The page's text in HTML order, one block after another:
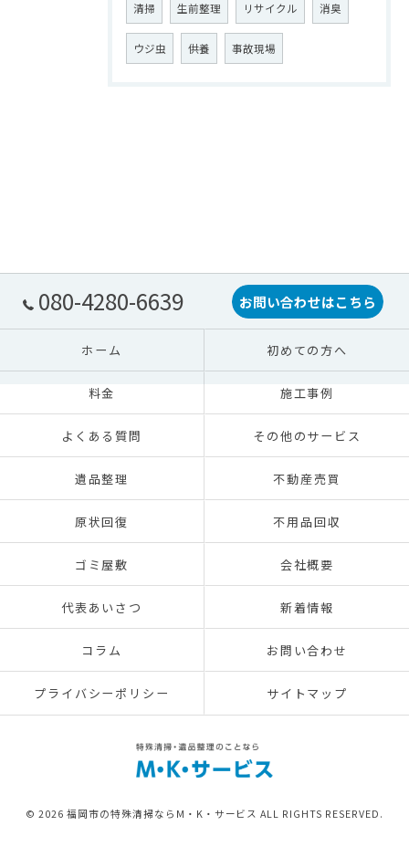
清掃 生前整理 リサイクル 消臭
ウジ虫 供養 事故現場
080-4280-6639 お問い合わせはこちら
ホーム 初めての方へ
料金 施工事例
よくある質問 その他のサービス
遺品整理 不動産売買
原状回復 不用品回収
ゴミ屋敷 会社概要
代表あいさつ 新着情報
コラム お問い合わせ
プライバシーポリシー サイトマップ
© 2026 福岡市の特殊清掃ならM・K・サービス ALL RIGHTS RESERVED.